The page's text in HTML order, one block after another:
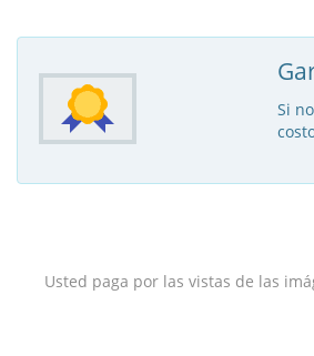
Si
Usted paga por las vistas de las